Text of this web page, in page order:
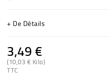
+ De Détails
3,49 €
(10,03 € Kilo)
TTC